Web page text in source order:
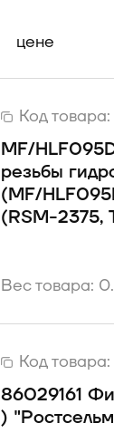
цене
Код товара:
MF/
резьбы
(MF/
(RSM-2375,
Вес товара:
Код товара:
86029161
)